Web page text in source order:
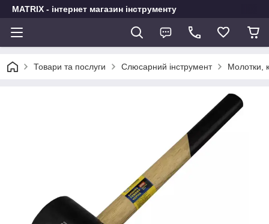
MATRIX - інтернет магазин інструменту
Товари та послуги Слюсарний інструмент Молотки,